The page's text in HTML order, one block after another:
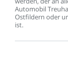
Automobil
Ostfildern oder
ist.